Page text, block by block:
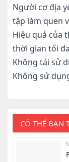
Người cơ địa
tập làm quen
Hiệu quả của
thời gian tối
Không tái sử
Không sử
CÓ THỂ BẠN